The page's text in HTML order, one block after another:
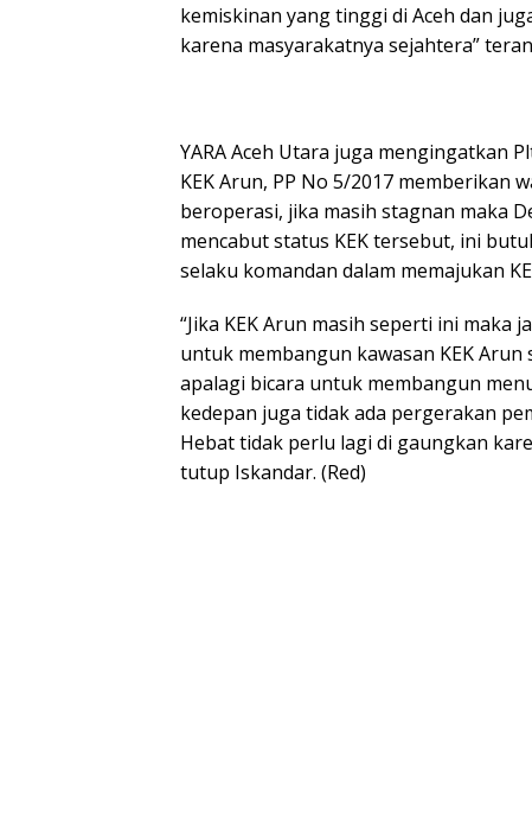
kemiskinan yang tinggi di Aceh dan
karena masyarakatnya sejahtera”
YARA Aceh Utara juga mengingatkan
KEK Arun, PP No 5/2017 memberikan
beroperasi, jika masih stagnan maka
mencabut status KEK tersebut, ini
selaku komandan dalam memajukan
“Jika KEK Arun masih seperti ini maka
untuk membangun kawasan KEK
apalagi bicara untuk membangun
kedepan juga tidak ada pergerakan
Hebat tidak perlu lagi di gaungkan
tutup Iskandar. (Red)